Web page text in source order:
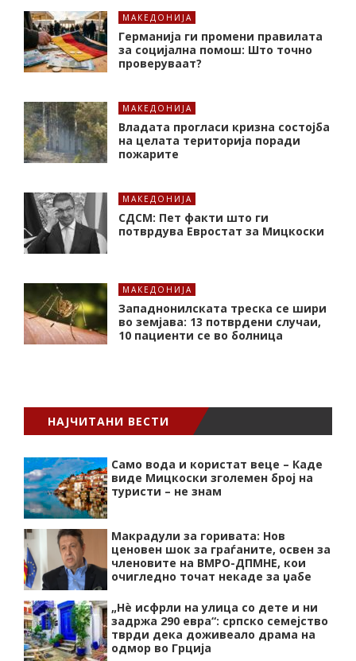
МАКЕДОНИЈА
Германија ги промени правилата
за социјална помош: Што точно
проверуваат?
МАКЕДОНИЈА
Владата прогласи кризна состојба
на целата територија поради
пожарите
МАКЕДОНИЈА
СДСМ: Пет факти што ги
потврдува Евростат за Мицкоски
МАКЕДОНИЈА
Западнонилската треска се шири
во земјава: 13 потврдени случаи,
10 пациенти се во болница
НАЈЧИТАНИ ВЕСТИ
Само вода и користат веце – Каде
виде Мицкоски зголемен број на
туристи – не знам
Макрадули за горивата: Нов
ценовен шок за граѓаните, освен за
членовите на ВМРО-ДПМНЕ, кои
очигледно точат некаде за џабе
„Нѐ исфрли на улица со дете и ни
задржа 290 евра“: српско семејство
тврди дека доживеало драма на
одмор во Грција